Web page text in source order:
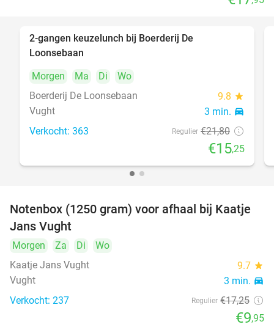
2-gangen keuzelunch bij Boerderij De
Loonsebaan
Morgen
Ma Di
Wo
Boerderij De Loonsebaan
9.8 star
Vught 3 min. directions_car
Verkocht: 363 Regulier €21,80
€15,25
42%
Notenbox (1250 gram) voor afhaal bij Kaatje
Jans Vught
Morgen Za Di
Wo
Kaatje Jans Vught
9.7 star
Vught 3 min. directions_car
Verkocht: 237 Regulier €17,25
€9,95